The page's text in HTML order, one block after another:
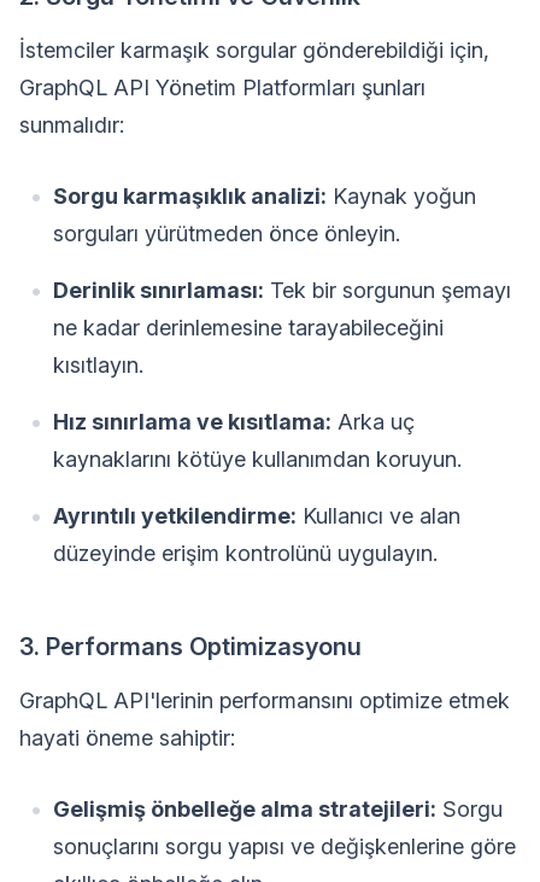
İstemciler karmaşık sorgular gönderebildiği için,
GraphQL API Yönetim Platformları şunları
sunmalıdır:
Sorgu karmaşıklık analizi: Kaynak yoğun
sorguları yürütmeden önce önleyin.
Derinlik sınırlaması: Tek bir sorgunun şemayı
ne kadar derinlemesine tarayabileceğini
kısıtlayın.
Hız sınırlama ve kısıtlama: Arka uç
kaynaklarını kötüye kullanımdan koruyun.
Ayrıntılı yetkilendirme: Kullanıcı ve alan
düzeyinde erişim kontrolünü uygulayın.
3. Performans Optimizasyonu
GraphQL API'lerinin performansını optimize etmek
hayati öneme sahiptir:
Gelişmiş önbelleğe alma stratejileri: Sorgu
sonuçlarını sorgu yapısı ve değişkenlerine göre